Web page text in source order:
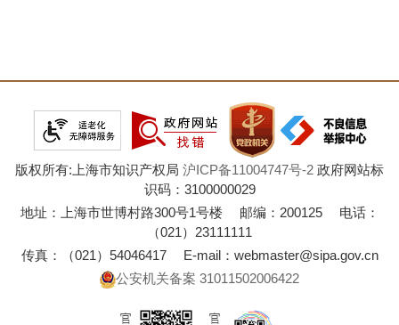
版权所有:上海市知识产权局 沪ICP备11004747号-2 政府网站标
识码：3100000029
地址：上海市世博村路300号1号楼 邮编：200125 电话：
（021）23111111
传真：（021）54046417 E-mail：webmaster@sipa.gov.cn
公安机关备案 31011502006422